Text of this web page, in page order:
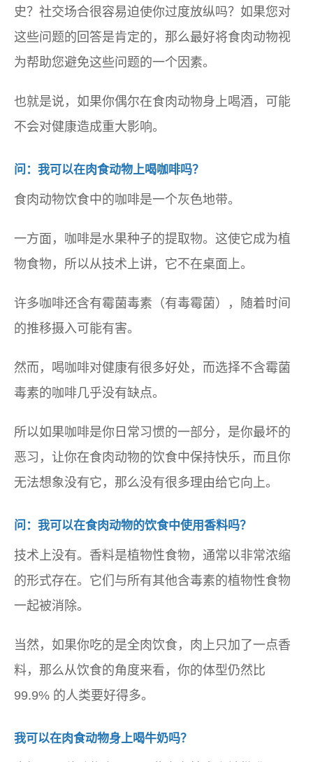
史？社交场合很容易迫使你过度放纵吗？如果您对
这些问题的回答是肯定的，那么最好将食肉动物视
为帮助您避免这些问题的一个因素。
也就是说，如果你偶尔在食肉动物身上喝酒，可能
不会对健康造成重大影响。
问：我可以在肉食动物上喝咖啡吗？
食肉动物饮食中的咖啡是一个灰色地带。
一方面，咖啡是水果种子的提取物。这使它成为植
物食物，所以从技术上讲，它不在桌面上。
许多咖啡还含有霉菌毒素（有毒霉菌），随着时间
的推移摄入可能有害。
然而，喝咖啡对健康有很多好处，而选择不含霉菌
毒素的咖啡几乎没有缺点。
所以如果咖啡是你日常习惯的一部分，是你最坏的
恶习，让你在食肉动物的饮食中保持快乐，而且你
无法想象没有它，那么没有很多理由给它向上。
问：我可以在食肉动物的饮食中使用香料吗？
技术上没有。香料是植物性食物，通常以非常浓缩
的形式存在。它们与所有其他含毒素的植物性食物
一起被消除。
当然，如果你吃的是全肉饮食，肉上只加了一点香
料，那么从饮食的角度来看，你的体型仍然比
99.9% 的人类要好得多。
我可以在肉食动物身上喝牛奶吗？